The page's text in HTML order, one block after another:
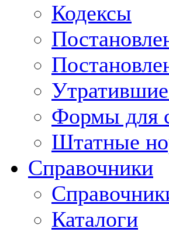
Кодексы
Формы для
Штатные
Справочники
Каталоги